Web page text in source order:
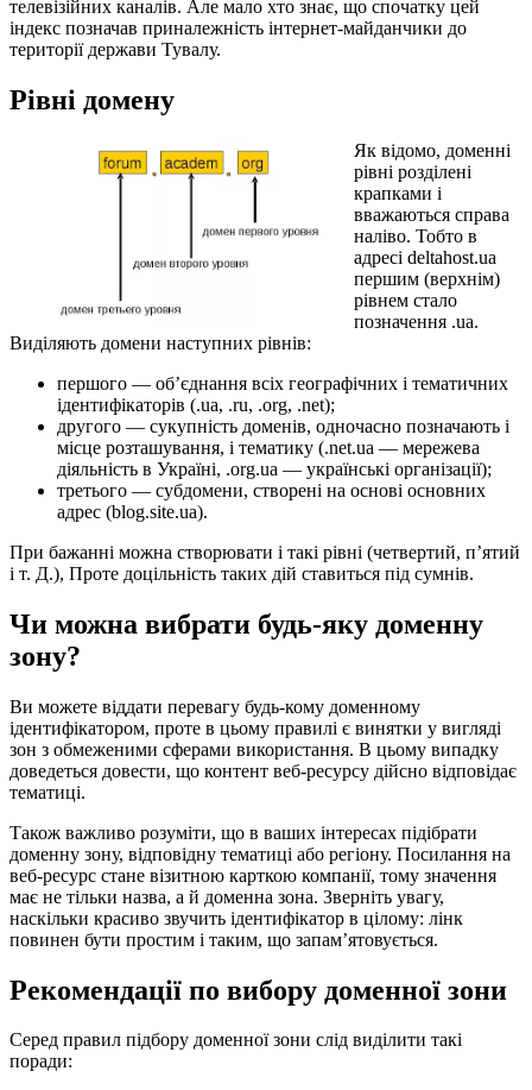
телевізійних каналів. Але мало хто знає, що спочатку цей
індекс позначав приналежність інтернет-майданчики до
території держави Тувалу.
Рівні домену
Як відомо, доменні
рівні розділені
крапками і
вважаються справа
наліво. Тобто в
адресі deltahost.ua
першим (верхнім)
рівнем стало
позначення .ua.
Виділяють домени наступних рівнів:
першого — об’єднання всіх географічних і тематичних
ідентифікаторів (.ua, .ru, .org, .net);
другого — сукупність доменів, одночасно позначають і
місце розташування, і тематику (.net.ua — мережева
діяльність в Україні, .org.ua — українські організації);
третього — субдомени, створені на основі основних
адрес (blog.site.ua).
При бажанні можна створювати і такі рівні (четвертий, п’ятий
і т. Д.), Проте доцільність таких дій ставиться під сумнів.
Чи можна вибрати будь-яку доменну
зону?
Ви можете віддати перевагу будь-кому доменному
ідентифікатором, проте в цьому правилі є винятки у вигляді
зон з обмеженими сферами використання. В цьому випадку
доведеться довести, що контент веб-ресурсу дійсно відповідає
тематиці.
Також важливо розуміти, що в ваших інтересах підібрати
доменну зону, відповідну тематиці або регіону. Посилання на
веб-ресурс стане візитною карткою компанії, тому значення
має не тільки назва, а й доменна зона. Зверніть увагу,
наскільки красиво звучить ідентифікатор в цілому: лінк
повинен бути простим і таким, що запам’ятовується.
Рекомендації по вибору доменної зони
Серед правил підбору доменної зони слід виділити такі
поради: